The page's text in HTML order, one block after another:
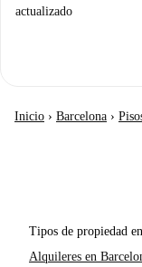
actualizado
Inicio › Barcelona ›
Tipos de propiedad
Alquileres en